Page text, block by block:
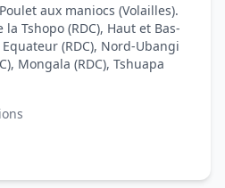
aux maniocs (Volailles).
Tshopo (RDC), Haut et Bas-
Equateur (RDC), Nord-Ubangi
Mongala (RDC), Tshuapa